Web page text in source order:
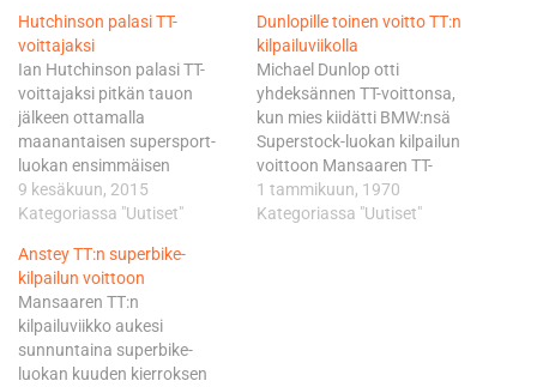
Hutchinson palasi TT-
voittajaksi
Ian Hutchinson palasi TT-
voittajaksi pitkän tauon
jälkeen ottamalla
maanantaisen supersport-
luokan ensimmäisen
kilpailun ykköspaikan
Mansaaren TT:ssä. Toiseksi
kolmanneksi Gary Johnson.
Kilpailu alkoi Johnsonin ja
hänen tallikaverinsa Dean
Harrisonin johdossa.
Hutchinson ja James Hillier
seurasivat kärkikaksikkoa
9 kesäkuun, 2015
Kategoriassa "Uutiset"
Dunlopille toinen voitto TT:n
kilpailuviikolla
Michael Dunlop otti
yhdeksännen TT-voittonsa,
kun mies kiidätti BMW:nsä
Superstock-luokan kilpailun
voittoon Mansaaren TT-
ajoissa. Dunlopin voitto ei
ollut uhattuna sen jälkeen,
1 tammikuun, 1970
Kategoriassa "Uutiset"
Anstey TT:n superbike-
kilpailun voittoon
Mansaaren TT:n
kilpailuviikko aukesi
sunnuntaina superbike-
luokan kuuden kierroksen